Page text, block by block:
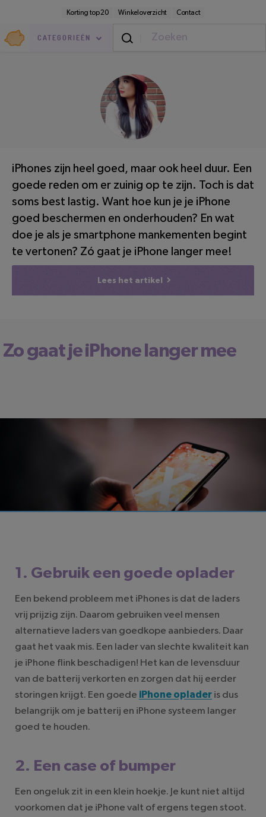
inhoud
Korting top 20 Winkeloverzicht Contact
Goedkoop.nl
CATEGORIEËN
Elektronica / Telecom LEESTIJD: 4 MINUTEN
iPhones zijn heel goed, maar ook heel duur. Een
goede reden om er zuinig op te zijn. Toch is dat
soms best lastig. Want hoe kun je je iPhone
goed beschermen en onderhouden? En wat
doe je als je smartphone mankementen begint
te vertonen? Zó gaat je iPhone langer mee!
Lees het artikel
Zo gaat je iPhone langer mee
1. Gebruik een goede oplader
Een bekend probleem met iPhones is dat de laders
vrij prijzig zijn. Daarom gebruiken veel mensen
alternatieve laders van goedkope aanbieders. Daar
gaat het vaak mis. Een lader van slechte kwaliteit kan
je iPhone flink beschadigen! Het kan de levensduur
van de batterij verkorten en zorgen dat hij eerder
storingen krijgt. Een goede iPhone oplader is dus
belangrijk om je batterij en iPhone systeem langer
goed te houden.
2. Een case of bumper
Een ongeluk zit in een klein hoekje. Je kunt niet altijd
voorkomen dat je iPhone valt of ergens tegen stoot.